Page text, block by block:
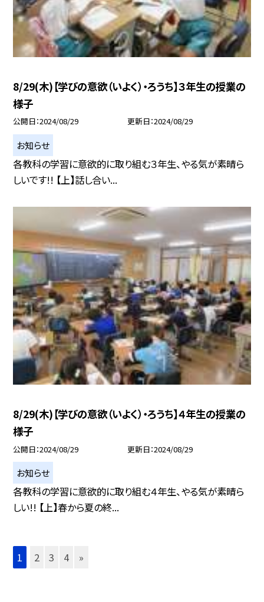
8/29(木)【学びの意欲（いよく）・ろうち】３年生の授業の
様子
公開日 2024/08/29 更新日 2024/08/29
お知らせ
各教科の学習に意欲的に取り組む３年生、やる気が素晴ら
しいです!! 【上】話し合い...
8/29(木)【学びの意欲（いよく）・ろうち】４年生の授業の
様子
公開日 2024/08/29 更新日 2024/08/29
お知らせ
各教科の学習に意欲的に取り組む４年生、やる気が素晴ら
しい!! 【上】春から夏の終...
1 2 3 4 »